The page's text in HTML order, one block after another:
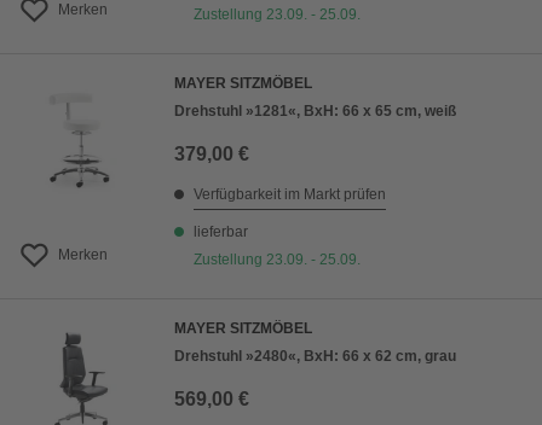
Merken
Zustellung 23.09. - 25.09.
Merken
MAYER SITZMÖBEL
Drehstuhl »1281«, BxH: 66 x 65 cm, weiß
379,00 €
Verfügbarkeit im Markt prüfen
lieferbar
Zustellung 23.09. - 25.09.
MAYER SITZMÖBEL
Drehstuhl »2480«, BxH: 66 x 62 cm, grau
569,00 €